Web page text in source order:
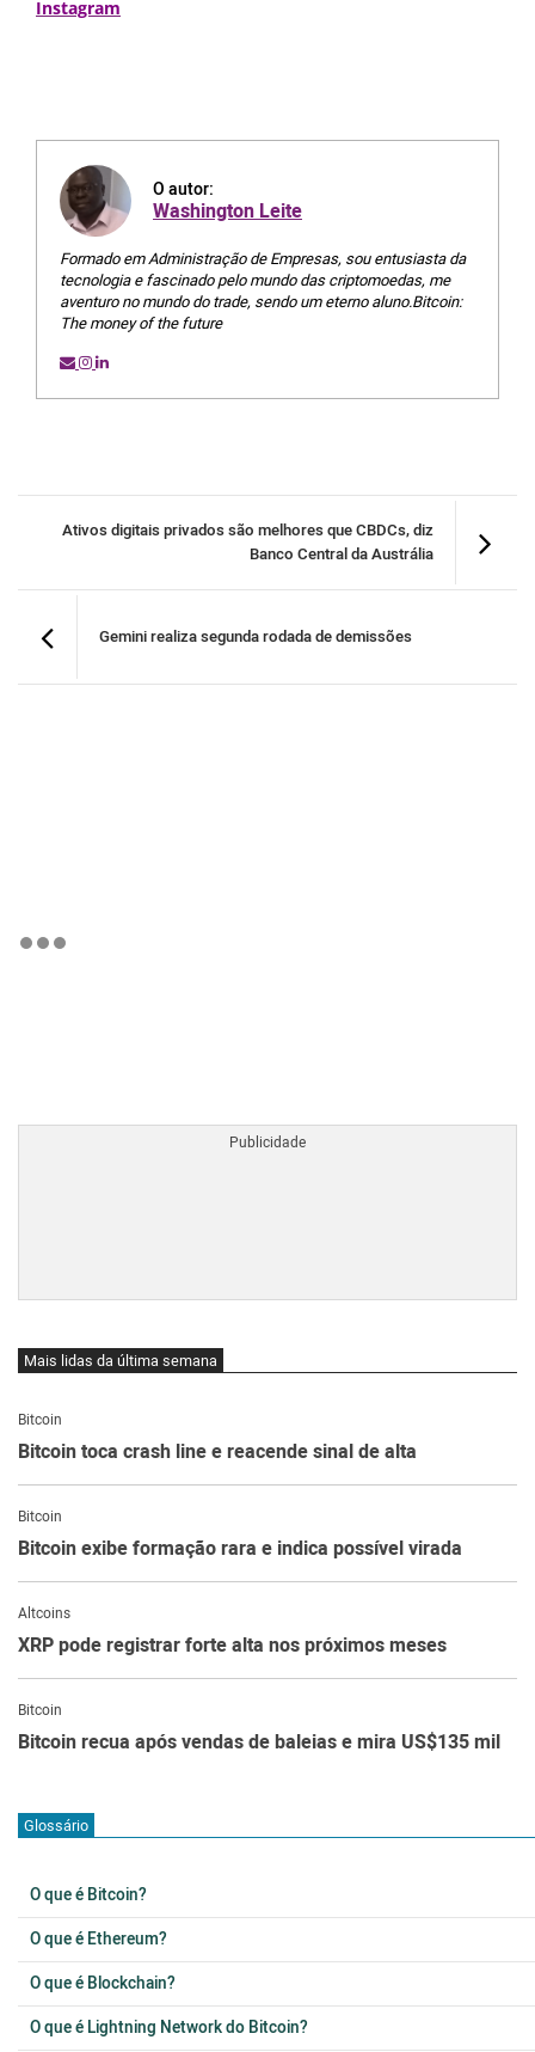
Instagram
O autor:
Washington Leite
Formado em Administração de Empresas, sou entusiasta da
tecnologia e fascinado pelo mundo das criptomoedas, me
aventuro no mundo do trade, sendo um eterno aluno.Bitcoin:
The money of the future
Ativos digitais privados são melhores que CBDCs, diz
Banco Central da Austrália
Gemini realiza segunda rodada de demissões
Mais lidas da última semana
Bitcoin
Bitcoin toca crash line e reacende sinal de alta
Bitcoin
Bitcoin exibe formação rara e indica possível virada
Altcoins
XRP pode registrar forte alta nos próximos meses
Bitcoin
Bitcoin recua após vendas de baleias e mira US$135 mil
Glossário
O que é Bitcoin?
O que é Ethereum?
O que é Blockchain?
O que é Lightning Network do Bitcoin?